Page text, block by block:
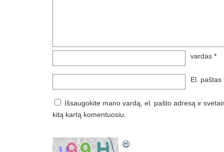
vardas *
El. paštas
Išsaugokite mano vardą, el. pašto adresą ir
kitą kartą komentuosiu.